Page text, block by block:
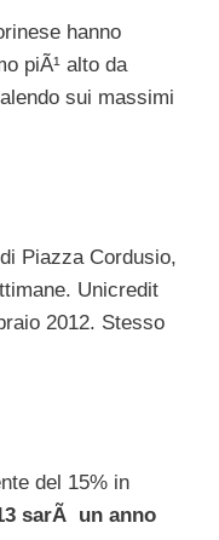
hanno
piÃ¹ alto da
sui massimi
Piazza Cordusio,
Unicredit
2012. Stesso
del 15% in
sarÃ un anno